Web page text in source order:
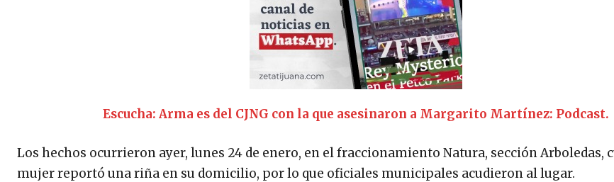
Escucha: Arma es del CJNG con la que asesinaron a Margarito Martínez: Podcast.
Los hechos ocurrieron ayer, lunes 24 de enero, en el fraccionamiento Natura, sección Arboledas,
mujer reportó una riña en su domicilio, por lo que oficiales municipales acudieron al lugar.